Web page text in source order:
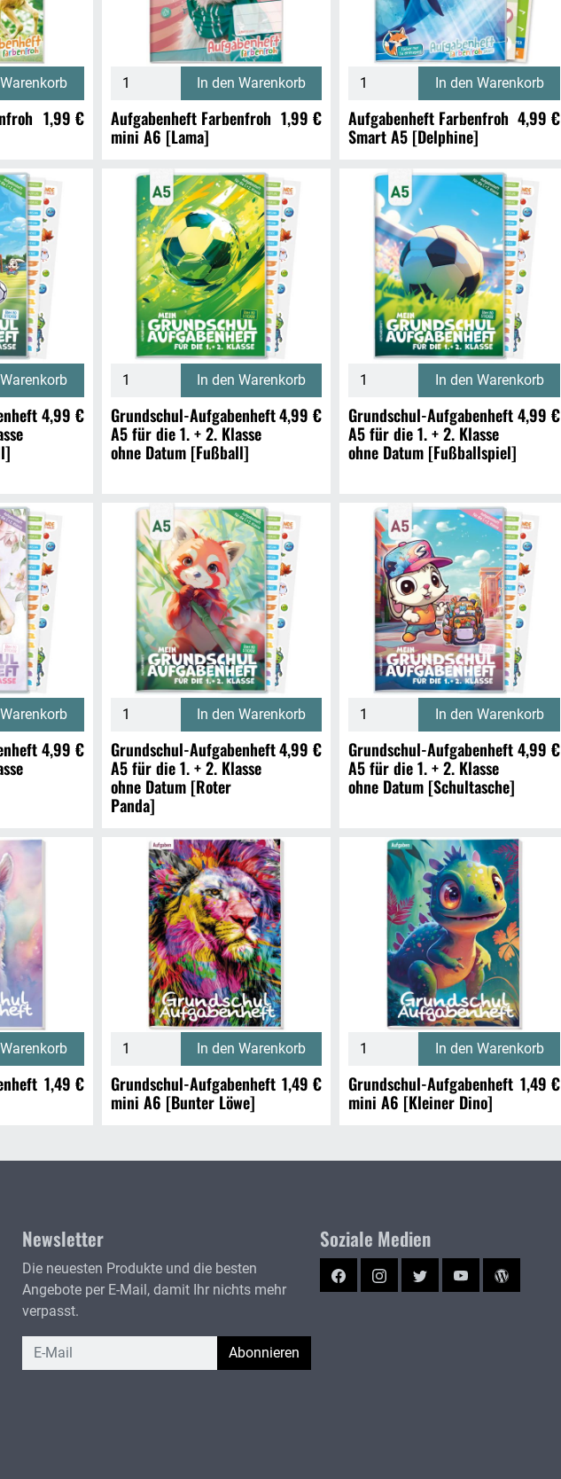
1,99 €
In den Warenkorb
Aufgabenheft Farbenfroh
mini A6 [Lama]
1,99 €
In den Warenkorb
Aufgabenheft Farbenfroh
Smart A5 [Delphine]
4,99 €
4,99 €
In den Warenkorb
Grundschul-Aufgabenheft
A5 für die 1. + 2. Klasse
ohne Datum [Fußball]
4,99 €
In den Warenkorb
Grundschul-Aufgabenheft
A5 für die 1. + 2. Klasse
ohne Datum [Fußballspiel]
4,99 €
4,99 €
In den Warenkorb
Grundschul-Aufgabenheft
A5 für die 1. + 2. Klasse
ohne Datum [Roter
Panda]
4,99 €
In den Warenkorb
Grundschul-Aufgabenheft
A5 für die 1. + 2. Klasse
ohne Datum [Schultasche]
4,99 €
1,49 €
In den Warenkorb
Grundschul-Aufgabenheft
mini A6 [Bunter Löwe]
1,49 €
In den Warenkorb
Grundschul-Aufgabenheft
mini A6 [Kleiner Dino]
1,49 €
Newsletter
Die neuesten Produkte und die besten
Angebote per E-Mail, damit Ihr nichts mehr
verpasst.
Newsletter Abonnieren
Soziale Medien
FacebookInstagramTwitterYouTube
Blog